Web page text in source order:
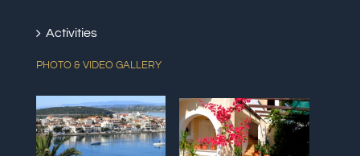
Activities
PHOTO & VIDEO GALLERY